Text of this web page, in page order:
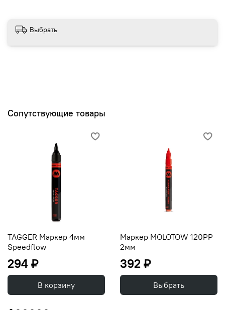
Выбрать
Сопутствующие товары
TAGGER Маркер 4мм
Speedflow
294 ₽
В корзину
Маркер MOLOTOW 120PP
2мм
392 ₽
Выбрать